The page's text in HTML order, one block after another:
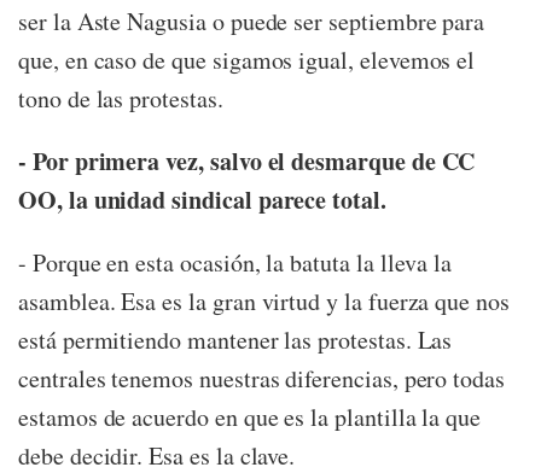
ser la Aste Nagusia o puede ser septiembre para
que, en caso de que sigamos igual, elevemos el
tono de las protestas.
- Por primera vez, salvo el desmarque de CC
OO, la unidad sindical parece total.
- Porque en esta ocasión, la batuta la lleva la
asamblea. Esa es la gran virtud y la fuerza que nos
está permitiendo mantener las protestas. Las
centrales tenemos nuestras diferencias, pero todas
estamos de acuerdo en que es la plantilla la que
debe decidir. Esa es la clave.